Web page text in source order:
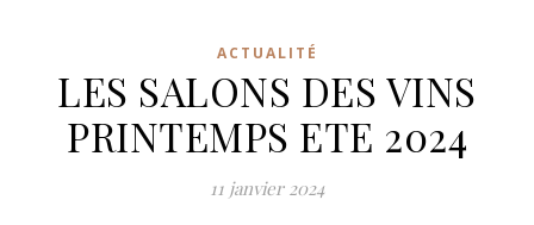
ACTUALITÉ
LES SALONS DES VINS
PRINTEMPS ETE 2024
11 janvier 2024